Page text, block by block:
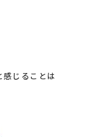
じることは